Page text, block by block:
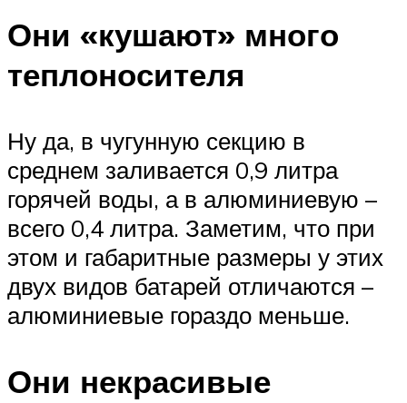
Они «кушают» много
теплоносителя
Ну да, в чугунную секцию в
среднем заливается 0,9 литра
горячей воды, а в алюминиевую –
всего 0,4 литра. Заметим, что при
этом и габаритные размеры у этих
двух видов батарей отличаются –
алюминиевые гораздо меньше.
Они некрасивые